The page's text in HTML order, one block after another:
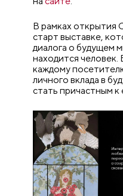
В рамках открытия
старт выставке,
диалога о будущем
находится человек.
каждому
личного вклада в
стать причастным к